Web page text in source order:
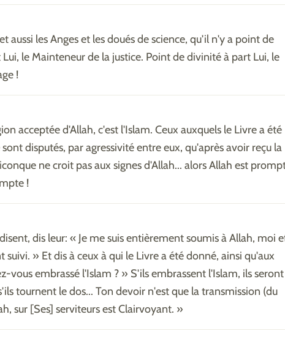
aussi les Anges et les doués de science, qu'il n'y a point de
le Mainteneur de la justice. Point de divinité à part Lui, le
!
acceptée d'Allah, c'est l'Islam. Ceux auxquels le Livre a été
disputés, par agressivité entre eux, qu'après avoir reçu la
ne croit pas aux signes d'Allah... alors Allah est
!
dis leur: « Je me suis entièrement soumis à Allah, moi
suivi. » Et dis à ceux à qui le Livre a été donné, ainsi qu'aux
vous embrassé l'Islam ? » S'ils embrassent l'Islam, ils
tournent le dos... Ton devoir n'est que la transmission (du
sur [Ses] serviteurs est Clairvoyant. »